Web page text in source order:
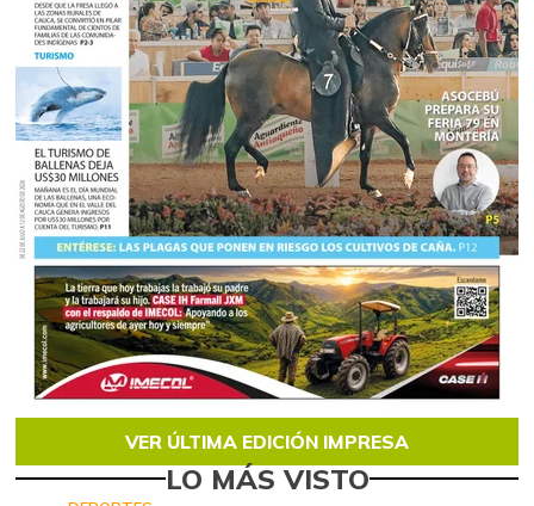
VER ÚLTIMA EDICIÓN IMPRESA
LO MÁS VISTO